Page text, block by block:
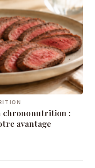
chrononutrition :
avantage